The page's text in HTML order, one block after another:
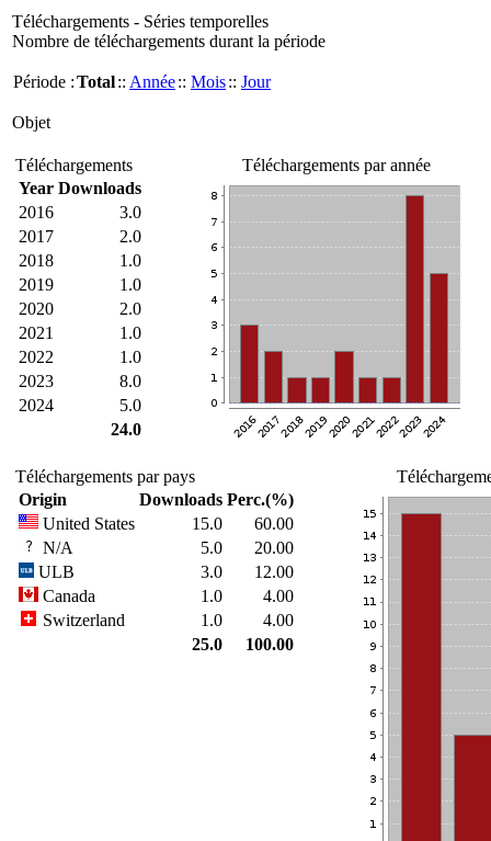
Téléchargements - Séries temporelles
Nombre de téléchargements durant la période
Période :Total:: Année:: Mois:: Jour
Objet
Téléchargements
Year Downloads
2016
3.0
2017
2.0
2018
1.0
2019
1.0
2020
2.0
2021
1.0
2022
1.0
2023
8.0
2024
5.0
24.0
Téléchargements par année
Téléchargements par pays
Origin
Downloads Perc.(%)
United States
15.0
60.00
N/A
5.0
20.00
ULB
3.0
12.00
Canada
1.0
4.00
Switzerland
1.0
4.00
25.0
100.00